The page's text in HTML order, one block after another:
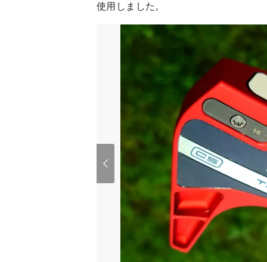
使用しました。